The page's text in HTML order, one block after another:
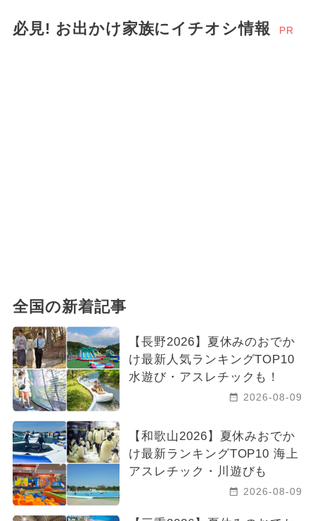
必見! お出かけ家族にイチオシ情報 PR
全国の新着記事
【長野2026】夏休みのおでか
け最新人気ランキングTOP10
水遊び・アスレチックも！
2026-08-09
【和歌山2026】夏休みおでか
け最新ランキングTOP10 海上
アスレチック・川遊びも
2026-08-09